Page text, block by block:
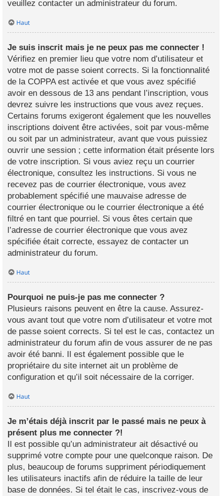
veuillez contacter un administrateur du forum.
Haut
Je suis inscrit mais je ne peux pas me connecter !
Vérifiez en premier lieu que votre nom d’utilisateur et
votre mot de passe soient corrects. Si la fonctionnalité
de la COPPA est activée et que vous avez spécifié
avoir en dessous de 13 ans pendant l’inscription, vous
devrez suivre les instructions que vous avez reçues.
Certains forums exigeront également que les nouvelles
inscriptions doivent être activées, soit par vous-même
ou soit par un administrateur, avant que vous puissiez
ouvrir une session ; cette information était présente lors
de votre inscription. Si vous aviez reçu un courrier
électronique, consultez les instructions. Si vous ne
recevez pas de courrier électronique, vous avez
probablement spécifié une mauvaise adresse de
courrier électronique ou le courrier électronique a été
filtré en tant que pourriel. Si vous êtes certain que
l’adresse de courrier électronique que vous avez
spécifiée était correcte, essayez de contacter un
administrateur du forum.
Haut
Pourquoi ne puis-je pas me connecter ?
Plusieurs raisons peuvent en être la cause. Assurez-
vous avant tout que votre nom d’utilisateur et votre mot
de passe soient corrects. Si tel est le cas, contactez un
administrateur du forum afin de vous assurer de ne pas
avoir été banni. Il est également possible que le
propriétaire du site internet ait un problème de
configuration et qu’il soit nécessaire de la corriger.
Haut
Je m’étais déjà inscrit par le passé mais ne peux à
présent plus me connecter ?!
Il est possible qu’un administrateur ait désactivé ou
supprimé votre compte pour une quelconque raison. De
plus, beaucoup de forums suppriment périodiquement
les utilisateurs inactifs afin de réduire la taille de leur
base de données. Si tel était le cas, inscrivez-vous de